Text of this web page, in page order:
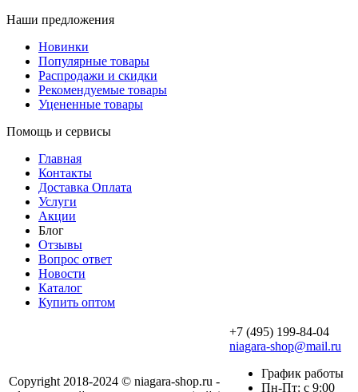
Наши предложения
Новинки
Популярные товары
Распродажи и скидки
Рекомендуемые товары
Уцененные товары
Помощь и сервисы
Главная
Контакты
Доставка Оплата
Услуги
Акции
Блог
Отзывы
Вопрос ответ
Новости
Каталог
Купить оптом
Copyright 2018-2024 © niagara-shop.ru -
+7 (495) 199-84-04
niagara-shop@mail.ru
График работы
Пн-Пт: с 9:00